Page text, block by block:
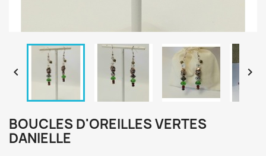
 
BOUCLES D'OREILLES VERTES
DANIELLE